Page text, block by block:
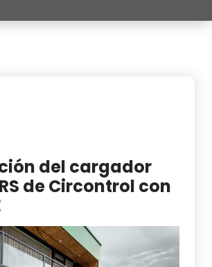
del cargador
de Circontrol con